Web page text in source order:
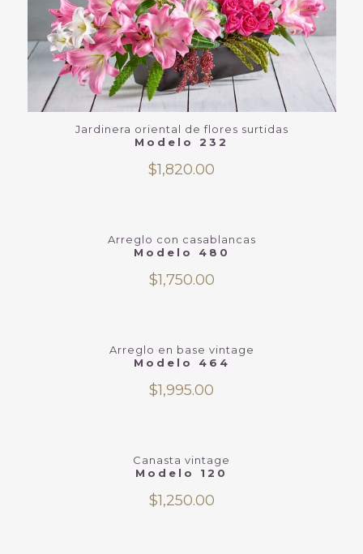
Jardinera oriental de flores surtidas
Modelo 232
$1,820.00
Arreglo con casablancas
Modelo 480
$1,750.00
Arreglo en base vintage
Modelo 464
$1,995.00
Canasta vintage
Modelo 120
$1,250.00